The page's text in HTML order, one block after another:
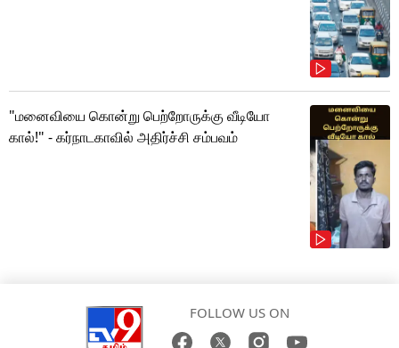
"மனைவியை கொன்று பெற்றோருக்கு வீடியோ
கால்!" - கர்நாடகாவில் அதிர்ச்சி சம்பவம்
FOLLOW US ON